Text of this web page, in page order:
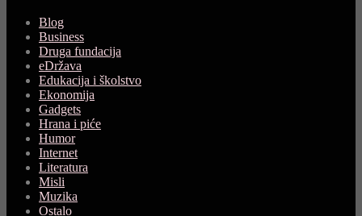
Blog
Business
Druga fundacija
eDržava
Edukacija i školstvo
Ekonomija
Gadgets
Hrana i piće
Humor
Internet
Literatura
Misli
Muzika
Ostalo